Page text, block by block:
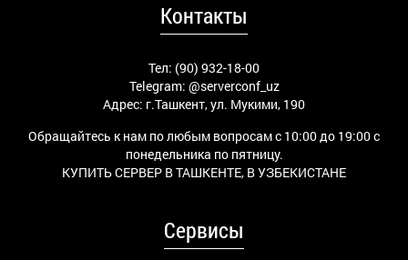
Контакты
Тел: (90) 932-18-00
Telegram: @serverconf_uz
Адрес: г.Ташкент, ул. Мукими, 190
Обращайтесь к нам по любым вопросам с 10:00 до 19:00 с
понедельника по пятницу.
КУПИТЬ СЕРВЕР В ТАШКЕНТЕ, В УЗБЕКИСТАНЕ
Сервисы